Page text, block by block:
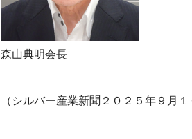
森山典明会長
（シルバー産業新聞２０２５年９月